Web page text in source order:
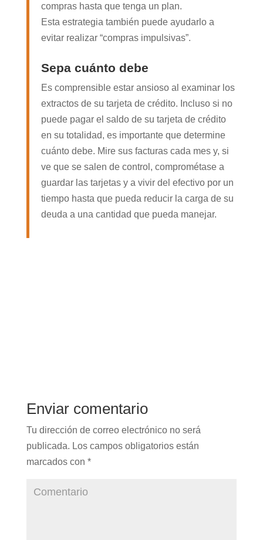
compras hasta que tenga un plan.
Esta estrategia también puede ayudarlo a
evitar realizar “compras impulsivas”.
Sepa cuánto debe
Es comprensible estar ansioso al examinar los
extractos de su tarjeta de crédito. Incluso si no
puede pagar el saldo de su tarjeta de crédito
en su totalidad, es importante que determine
cuánto debe. Mire sus facturas cada mes y, si
ve que se salen de control, comprométase a
guardar las tarjetas y a vivir del efectivo por un
tiempo hasta que pueda reducir la carga de su
deuda a una cantidad que pueda manejar.
Enviar comentario
Tu dirección de correo electrónico no será
publicada. Los campos obligatorios están
marcados con *